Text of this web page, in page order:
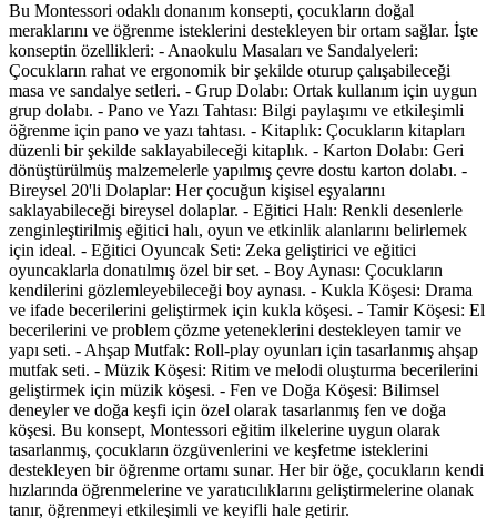
Bu Montessori odaklı donanım konsepti, çocukların doğal
meraklarını ve öğrenme isteklerini destekleyen bir ortam sağlar. İşte
konseptin özellikleri: - Anaokulu Masaları ve Sandalyeleri:
Çocukların rahat ve ergonomik bir şekilde oturup çalışabileceği
masa ve sandalye setleri. - Grup Dolabı: Ortak kullanım için uygun
grup dolabı. - Pano ve Yazı Tahtası: Bilgi paylaşımı ve etkileşimli
öğrenme için pano ve yazı tahtası. - Kitaplık: Çocukların kitapları
düzenli bir şekilde saklayabileceği kitaplık. - Karton Dolabı: Geri
dönüştürülmüş malzemelerle yapılmış çevre dostu karton dolabı. -
Bireysel 20'li Dolaplar: Her çocuğun kişisel eşyalarını
saklayabileceği bireysel dolaplar. - Eğitici Halı: Renkli desenlerle
zenginleştirilmiş eğitici halı, oyun ve etkinlik alanlarını belirlemek
için ideal. - Eğitici Oyuncak Seti: Zeka geliştirici ve eğitici
oyuncaklarla donatılmış özel bir set. - Boy Aynası: Çocukların
kendilerini gözlemleyebileceği boy aynası. - Kukla Köşesi: Drama
ve ifade becerilerini geliştirmek için kukla köşesi. - Tamir Köşesi: El
becerilerini ve problem çözme yeteneklerini destekleyen tamir ve
yapı seti. - Ahşap Mutfak: Roll-play oyunları için tasarlanmış ahşap
mutfak seti. - Müzik Köşesi: Ritim ve melodi oluşturma becerilerini
geliştirmek için müzik köşesi. - Fen ve Doğa Köşesi: Bilimsel
deneyler ve doğa keşfi için özel olarak tasarlanmış fen ve doğa
köşesi. Bu konsept, Montessori eğitim ilkelerine uygun olarak
tasarlanmış, çocukların özgüvenlerini ve keşfetme isteklerini
destekleyen bir öğrenme ortamı sunar. Her bir öğe, çocukların kendi
hızlarında öğrenmelerine ve yaratıcılıklarını geliştirmelerine olanak
tanır, öğrenmeyi etkileşimli ve keyifli hale getirir.